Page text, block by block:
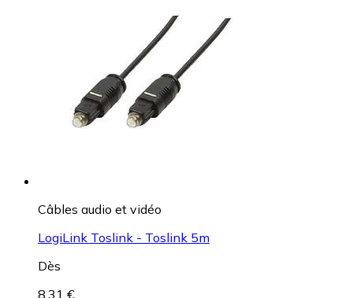
Câbles audio et vidéo
LogiLink Toslink - Toslink 5m
Dès
8,31 €